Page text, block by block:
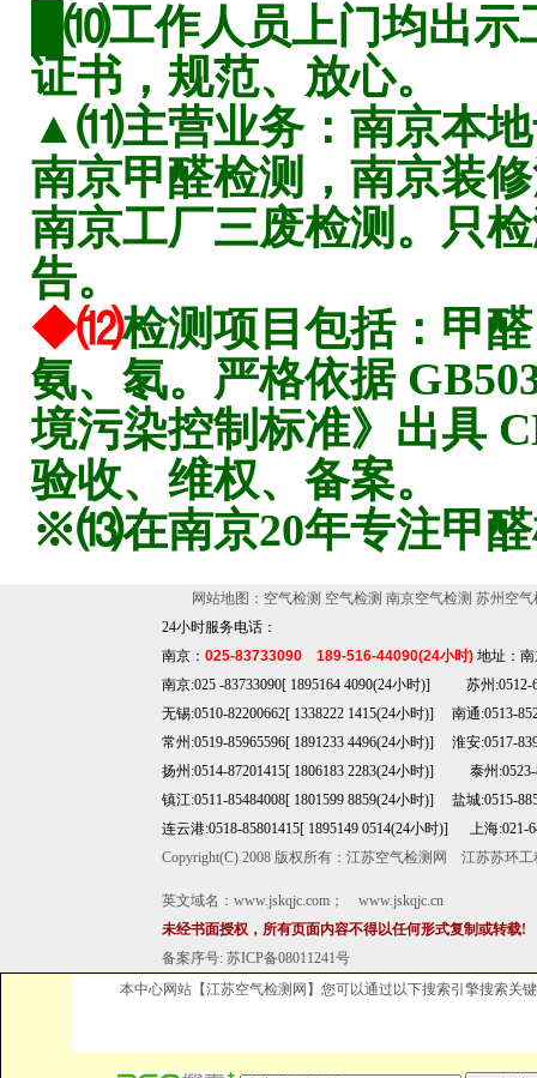
█⑽工作人员上门均出
证书，规范、放心。
▲⑾主营业务：南京本地
南京甲醛检测，南京装
南京工厂三废检测。只
告。
◆⑿检测项目包括：甲
氨、氡。严格依据
境污染控制标准》出具
验收、维权、备案。
※⒀在南京20年专注甲
网站地图： 空气检测 空气检测 南京空气检测 苏州空气
24小时服务电话：
南京： 025-83733090 189-516-44090(24小时)地址：南
南京:025 -83733090[ 1895164 4090(24小时)] 苏州
无锡:0510-82200662[ 1338222 1415(24小时)] 南通:0513-
常州:0519-85965596[ 1891233 4496(24小时)] 淮安:0517-
扬州:0514-87201415[ 1806183 2283(24小时)] 泰州
镇江:0511-85484008[ 1801599 8859(24小时)] 盐城:0515-
连云港:0518-85801415[ 1895149 0514(24小时)] 上海:021-
Copyright(C) 2008 版权所有：江苏空气检测网 江苏苏环
英文域名： www.jskqjc.com； www.jskqjc.cn
未经书面授权，所有页面内容不得以任何形式复制或转载!
备案序号: 苏ICP备08011241号
本中心网站【江苏空气检测网】您可以通过以下搜索引擎搜索关